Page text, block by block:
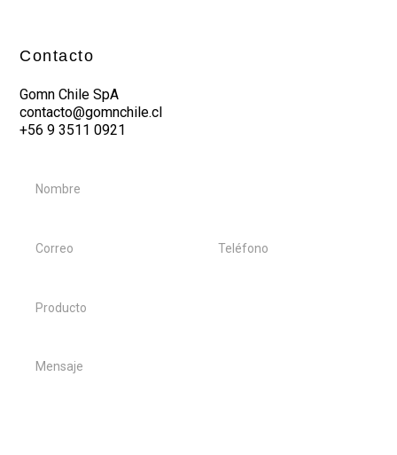
Contacto
Gomn Chile SpA
contacto@gomnchile.cl
+56 9 3511 0921